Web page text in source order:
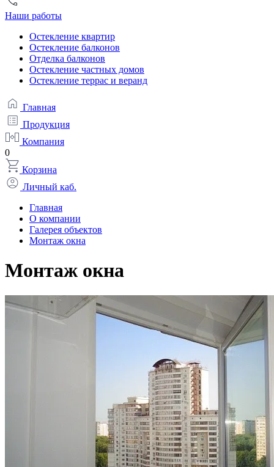
Наши работы
Остекление квартир
Остекление балконов
Отделка балконов
Остекление частных домов
Остекление террас и веранд
Главная
Продукция
Компания
0
Корзина
Личный каб.
Главная
О компании
Галерея объектов
Монтаж окна
Монтаж окна